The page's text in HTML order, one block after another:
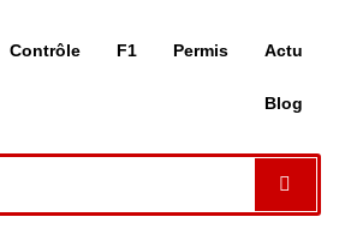
Contrôle F1 Permis Actu
Blog